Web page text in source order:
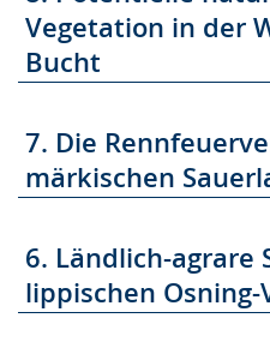
Vegetation in der
Bucht
7. Die
märkischen
6. Ländlich-agrare
lippischen Osning-